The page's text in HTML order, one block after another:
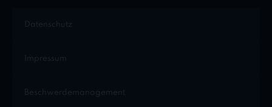
Datenschutz
Impressum
Beschwerdemanagement